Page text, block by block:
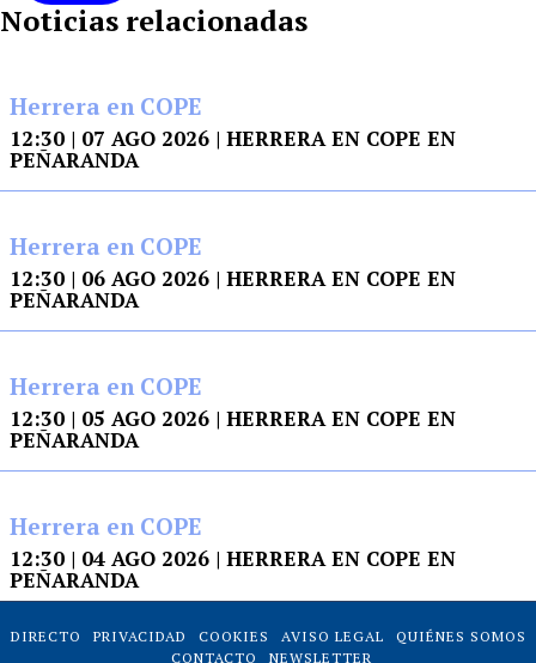
Noticias relacionadas
Herrera en COPE
12:30 | 07 AGO 2026 | HERRERA EN COPE EN
PEÑARANDA
Herrera en COPE
12:30 | 06 AGO 2026 | HERRERA EN COPE EN
PEÑARANDA
Herrera en COPE
12:30 | 05 AGO 2026 | HERRERA EN COPE EN
PEÑARANDA
Herrera en COPE
12:30 | 04 AGO 2026 | HERRERA EN COPE EN
PEÑARANDA
DIRECTO PRIVACIDAD COOKIES AVISO LEGAL
QUIÉNES SOMOS
CONTACTO
NEWSLETTER